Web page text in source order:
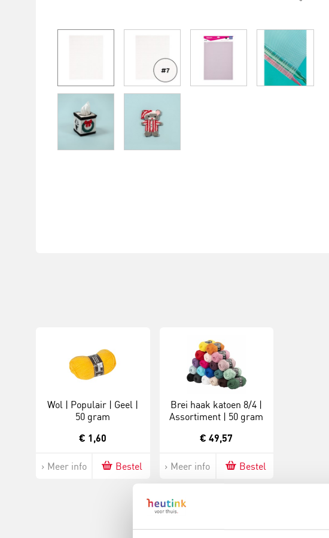
Wol | Populair | Geel |
50 gram
€ 1,60
Meer info Bestel
Brei haak katoen 8/4 |
Assortiment | 50 gram
€ 49,57
Meer info Bestel